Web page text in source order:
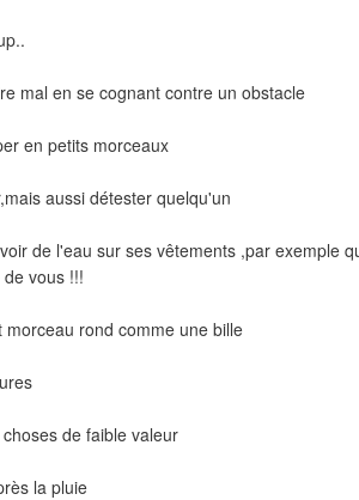
mal en se cognant contre un obstacle
en petits morceaux
aussi détester quelqu'un
de l'eau sur ses vêtements ,par exemple
vous !!!
morceau rond comme une bille
de faible valeur
la pluie